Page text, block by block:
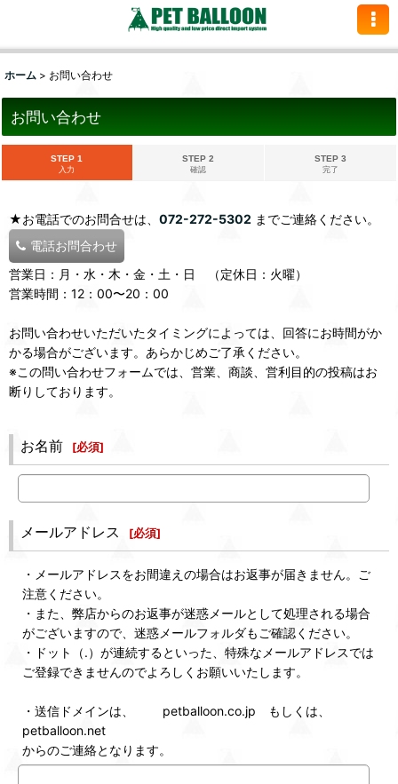
ホーム > お問い合わせ
お問い合わせ
STEP 1
入力
STEP 2
確認
STEP 3
完了
★お電話でのお問合せは、 072-272-5302 までご連絡ください。
電話お問合わせ
営業日：月・水・木・金・土・日 （定休日：火曜）
営業時間：12：00〜20：00
お問い合わせいただいたタイミングによっては、回答にお時間がか
かる場合がございます。あらかじめご了承ください。
※この問い合わせフォームでは、営業、商談、営利目的の投稿はお
断りしております。
お名前 [必須]
メールアドレス [必須]
・メールアドレスをお間違えの場合はお返事が届きません。ご
注意ください。
・また、弊店からのお返事が迷惑メールとして処理される場合
がございますので、迷惑メールフォルダもご確認ください。
・ドット（.）が連続するといった、特殊なメールアドレスでは
ご登録できませんのでよろしくお願いいたします。
・送信ドメインは、 petballoon.co.jp もしくは、
petballoon.net
からのご連絡となります。